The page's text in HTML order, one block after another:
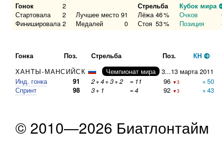
Гонок 2 Стрельба
Кубок мира
Стартовала
2 Лучшее место 91 Лёжа 46% Очков
Финишировала 2 Медалей 0 Стоя 53% Позиция
Гонка Поз. Стрельба Поз.
КН
ХАНТЫ-МАНСИЙСК
Чемпионат мира
3...13 марта 2011
Инд. гонка
91 2+4+3+2 = 11 96 ▼3 +50
Спринт
98 3+ 1 =4 92 ▼3 +43
© 2010—2026 Биатлонтайм